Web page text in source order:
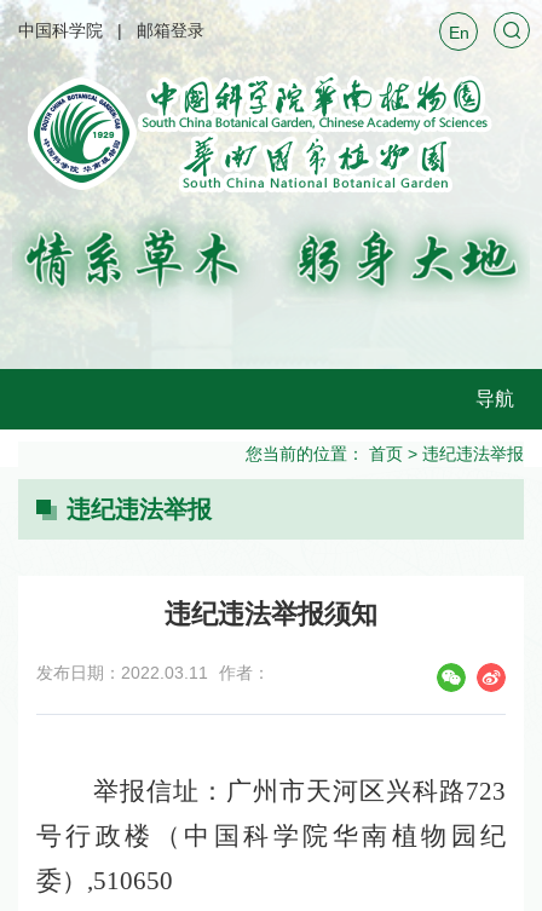
中国科学院 邮箱登录 En
导航
您当前的位置： 首页 > 违纪违法举报
违纪违法举报
违纪违法举报须知
发布日期：2022.03.11 作者：
举报信址：广州市天河区兴科路723
号行政楼（中国科学院华南植物园纪
委） ,510650